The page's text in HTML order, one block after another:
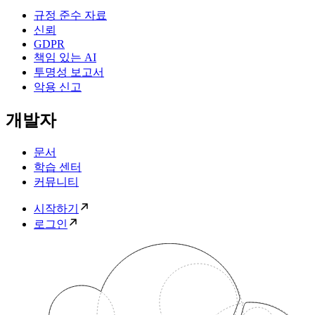
규정 준수 자료
신뢰
GDPR
책임 있는 AI
투명성 보고서
악용 신고
개발자
문서
학습 센터
커뮤니티
시작하기
로그인